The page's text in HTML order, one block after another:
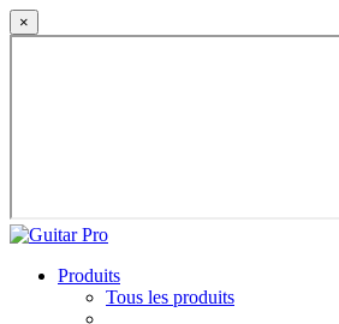
×
Produits
Tous les produits